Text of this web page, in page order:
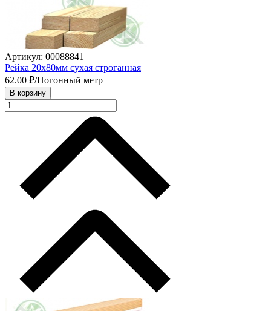
Артикул: 00088841
Рейка 20х80мм сухая строганная
62.00 ₽/Погонный метр
В корзину